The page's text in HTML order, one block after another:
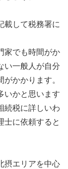
載して税務署に
家でも時間がか
い一般人が自分
かかります。
いかと思います
続税に詳しいわ
士に依頼すると
摂エリアを中心